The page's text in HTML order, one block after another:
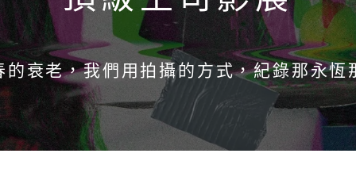
的衰老，我們用拍攝的方式，紀錄那永恆